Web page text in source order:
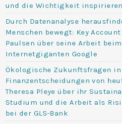
und die Wichtigkeit
Durch Datenanalyse
Menschen bewegt: Key
Paulsen über seine Arbeit beim
Internetgiganten Google
Ökologische Zukunftsfragen in
Finanzentscheidungen von
Theresa Pleye über ihr
Studium und die Arbeit als
bei der GLS-Bank